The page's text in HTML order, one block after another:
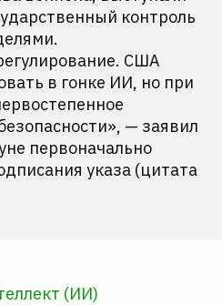
контроль
США
в гонке ИИ, но при
— заявил
первоначально
указа (цитата
(ИИ)